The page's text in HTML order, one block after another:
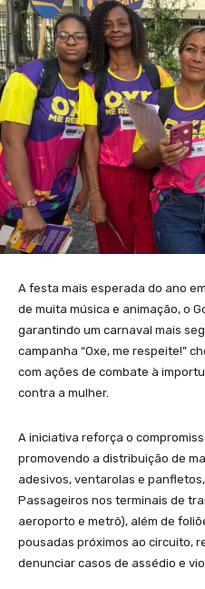
A festa mais esperada do ano
de muita música e animação, o
garantindo um carnaval mais
campanha “Oxe, me respeite!”
com ações de combate à
contra a mulher.
A iniciativa reforça o
promovendo a distribuição de
adesivos, ventarolas e
Passageiros nos terminais de
aeroporto e metrô), além de
pousadas próximos ao circuito,
denunciar casos de assédio e